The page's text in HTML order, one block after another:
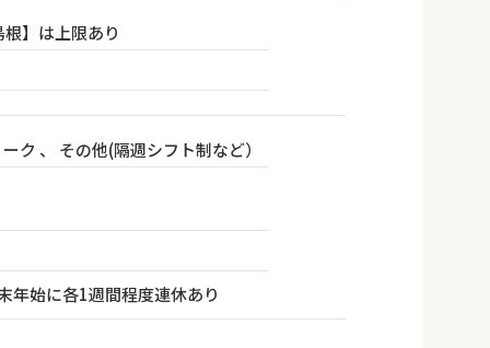
】は上限あり
ク 、 その他(隔週シフト制など）
年始に各1週間程度連休あり